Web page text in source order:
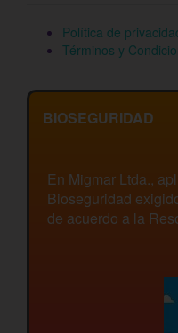
Política de
Términos y
BIOSEGURIDAD
En Migmar Ltda.,
Bioseguridad
de acuerdo a la